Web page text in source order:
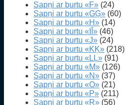
Sapņi ar burtu «F» (24)
Sapņi ar burtu «GĢ» (60)
Sapņi ar burtu «H» (14)
Sapņi ar burtu «IĪ» (46)
Sapņi ar burtu «J» (24)
Sapņi ar burtu «KĶ» (218)
Sapņi ar burtu «LĻ» (91)
Sapņi ar burtu «M» (126)
Sapņi ar burtu «N» (37)
Sapņi ar burtu «O» (21)
Sapņi ar burtu «P» (211)
Sapņi ar burtu «R» (56)